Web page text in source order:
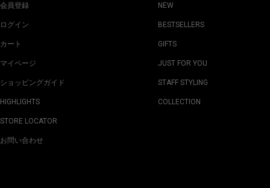
会員登録
ログイン
カート
マイページ
ショッピングガイド
HIGHLIGHTS
STORE LOCATOR
お問い合わせ
NEW
BESTSELLERS
GIFTS
JUST FOR YOU
STAFF STYLING
COLLECTION